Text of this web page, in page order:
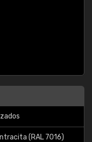
(RAL 7016)